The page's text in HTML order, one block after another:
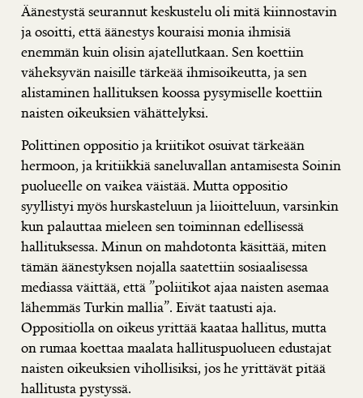
Äänestystä seurannut keskustelu oli mitä kiinnostavin
ja osoitti, että äänestys kouraisi monia ihmisiä
enemmän kuin olisin ajatellutkaan. Sen koettiin
väheksyvän naisille tärkeää ihmisoikeutta, ja sen
alistaminen hallituksen koossa pysymiselle koettiin
naisten oikeuksien vähättelyksi.
Polittinen oppositio ja kriitikot osuivat tärkeään
hermoon, ja kritiikkiä saneluvallan antamisesta Soinin
puolueelle on vaikea väistää. Mutta oppositio
syyllistyi myös hurskasteluun ja liioitteluun, varsinkin
kun palauttaa mieleen sen toiminnan edellisessä
hallituksessa. Minun on mahdotonta käsittää, miten
tämän äänestyksen nojalla saatettiin sosiaalisessa
mediassa väittää, että ”poliitikot ajaa naisten asemaa
lähemmäs Turkin mallia”. Eivät taatusti aja.
Oppositiolla on oikeus yrittää kaataa hallitus, mutta
on rumaa koettaa maalata hallituspuolueen edustajat
naisten oikeuksien vihollisiksi, jos he yrittävät pitää
hallitusta pystyssä.